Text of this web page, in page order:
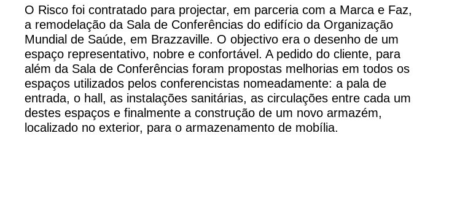
O Risco foi contratado para projectar, em parceria com a Marca e Faz,
a remodelação da Sala de Conferências do edifício da Organização
Mundial de Saúde, em Brazzaville. O objectivo era o desenho de um
espaço representativo, nobre e confortável. A pedido do cliente, para
além da Sala de Conferências foram propostas melhorias em todos os
espaços utilizados pelos conferencistas nomeadamente: a pala de
entrada, o hall, as instalações sanitárias, as circulações entre cada um
destes espaços e finalmente a construção de um novo armazém,
localizado no exterior, para o armazenamento de mobília.